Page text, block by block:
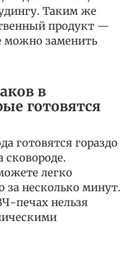
Таким же
продукт —
можно заменить
в
готовятся
готовятся гораздо
сковороде.
легко
за несколько минут.
печах нельзя